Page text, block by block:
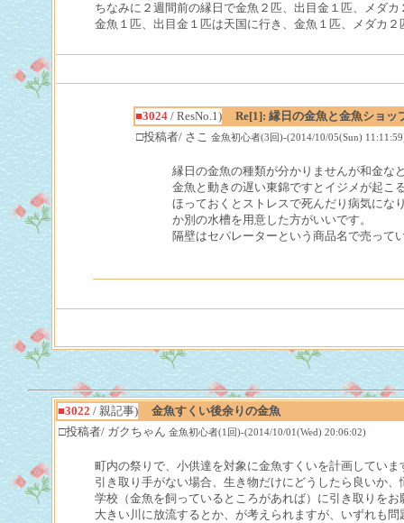
ちなみに２週間前の縁日で金魚２匹、出目金１匹、メダ
■3024/ ResNo.1)
Re[1]: 縁日の金魚と金魚ショッ
□投稿者/ さこ 金魚初心者(3回)-(2014/10/05(Sun)
縁日の金魚の種類が分かりませんが和金な
金魚と動きの遅い東錦ですとイジメが起こ
ほっておくとストレスで死んだり病気にな
か別の水槽を用意した方がいいです。
隔壁はセパレーターという商品名で売って
■3022 / 親記事)
金魚すくい後余りの金魚
□投稿者/ ガクちゃん 金魚初心者(1回)-(2014/10/01(Wed) 20:06:02)
町内の祭りで、小供達を対象に金魚すくいを計画してい
引き取り手がない場合、生き物だけにどうしたら良いか、
学校（金魚を飼っているところがあれば）に引き取りをお
大きい川に放流するとか、が考えられますが、いずれも